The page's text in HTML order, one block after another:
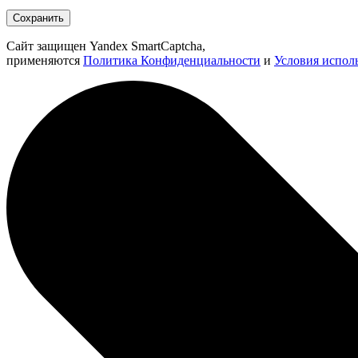
Сохранить
Сайт защищен Yandex SmartCaptcha,
применяются Политика Конфиденциальности и Условия